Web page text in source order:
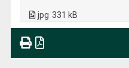
jpg 331 kB